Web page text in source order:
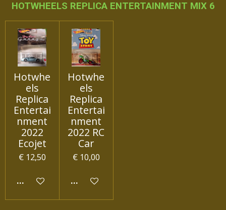
HOTWHEELS REPLICA ENTERTAINMENT MIX 6
Hotwhe
els
Replica
Entertai
nment
2022
Ecojet
€ 12,50
IN WINKELWAGEN
Hotwhe
els
Replica
Entertai
nment
2022 RC
Car
€ 10,00
IN WINKELWAGEN